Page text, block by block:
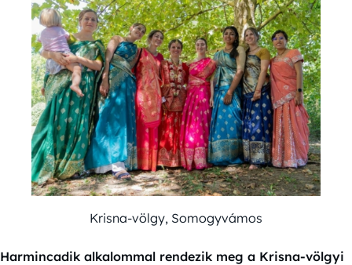
Krisna-völgy, Somogyvámos
Harmincadik alkalommal rendezik meg a Krisna-völgyi